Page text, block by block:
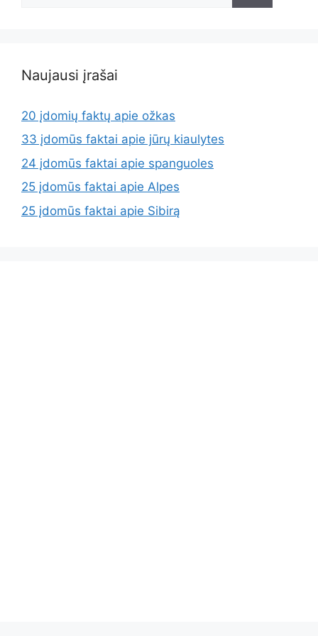
Naujausi įrašai
20 įdomių faktų apie ožkas
33 įdomūs faktai apie jūrų kiaulytes
24 įdomūs faktai apie spanguoles
25 įdomūs faktai apie Alpes
25 įdomūs faktai apie Sibirą